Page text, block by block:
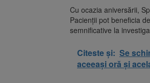
Cu ocazia aniversării,
Pacienții pot beneficia
semnificative la
Citeste și: Se
aceeași oră și